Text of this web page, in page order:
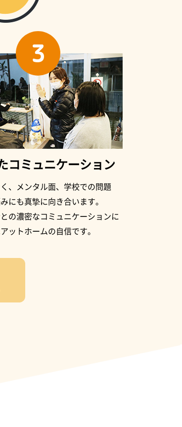
3
コミュニケーション
、メンタル面、学校での問題
にも真摯に向き合います。
の濃密なコミュニケーションに
ットホームの自信です。